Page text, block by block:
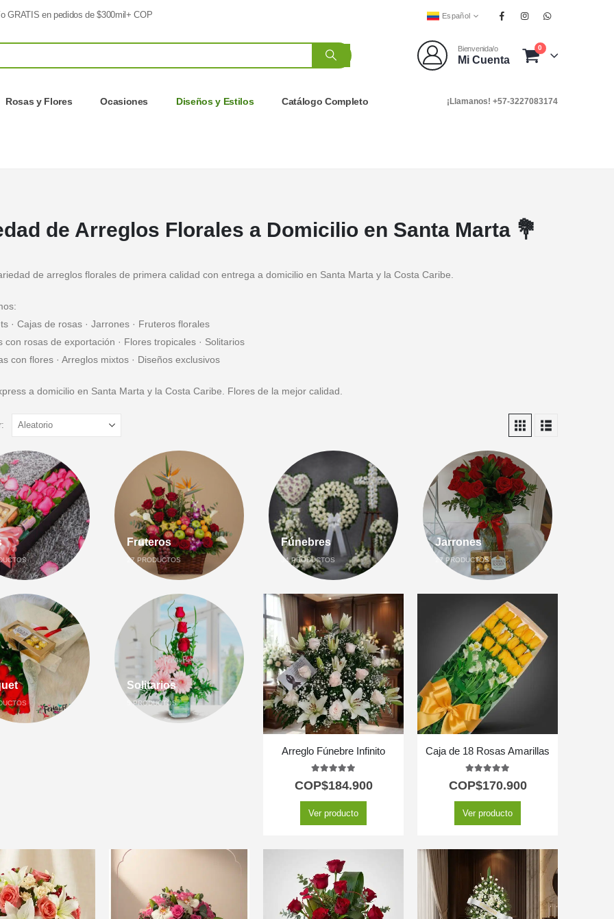
GRATIS en pedidos de $300mil+ COP Español
Bienvenida/o
Mi Cuenta
0
Rosas y Flores Ocasiones Diseños y Estilos Catálogo Completo ¡Llamanos! +57-3227083174
de Arreglos Florales a Domicilio en Santa Marta 💐
de arreglos florales de primera calidad con entrega a domicilio en Santa Marta y la Costa Caribe.
· Cajas de rosas · Jarrones · Fruteros florales
con rosas de exportación · Flores tropicales · Solitarios
con flores · Arreglos mixtos · Diseños exclusivos
a domicilio en Santa Marta y la Costa Caribe. Flores de la mejor calidad.
Fruteros
27 PRODUCTOS
Fúnebres
34PRODUCTOS
Jarrones
27 PRODUCTOS
Solitarios
5PRODUCTOS
Arreglo Fúnebre Infinito
COP$184.900
Ver producto
Caja de 18 Rosas Amarillas
COP$170.900
Ver producto